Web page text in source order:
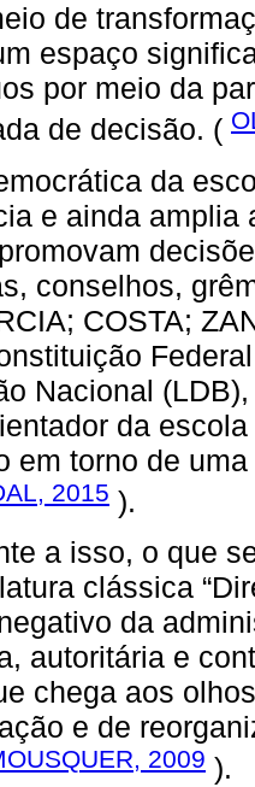
de
espaço
por meio da
de decisão. (
da
e ainda
conselhos,
COSTA;
Nacional
da
em torno de
2015 ).
a isso, o que
clássica
da
autoritária e
chega aos
e de
2009 ).